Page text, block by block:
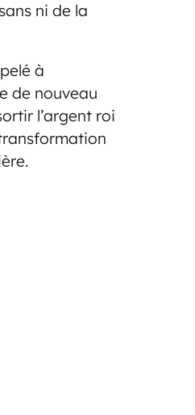
ni de la
à
de nouveau
l’argent roi